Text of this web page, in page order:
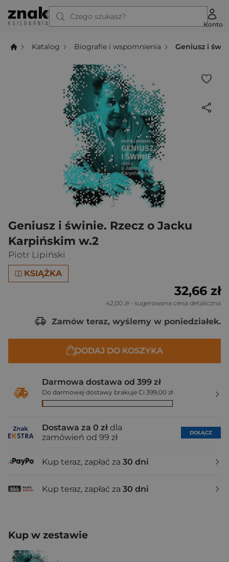
Czego szukasz?
Konto
Katalog Biografie i wspomnienia Geniusz i
Geniusz i świnie. Rzecz o Jacku
Karpińskim w.2
Piotr Lipiński
KSIĄŻKA
32,66 zł
42,00 zł - sugerowana cena detaliczna
Zamów teraz, wyślemy w poniedziałek.
DODAJ DO KOSZYKA
Darmowa dostawa od 399 zł
Do darmowej dostawy brakuje Ci 399,00 zł
Dostawa za 0 zł dla
zamówień od 99 zł
DOŁĄCZ
Kup teraz, zapłać za 30 dni
Kup teraz, zapłać za 30 dni
Kup w zestawie